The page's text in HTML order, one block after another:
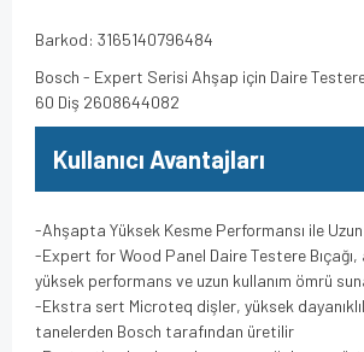
Barkod: 3165140796484
Bosch - Expert Serisi Ahşap için Daire Testere
60 Diş 2608644082
Kullanıcı Avantajları
-Ahşapta Yüksek Kesme Performansı ile Uzun
-Expert for Wood Panel Daire Testere
yüksek performans ve uzun kullanım ömrü
-Ekstra sert Microteq dişler, yüksek
tanelerden Bosch tarafından üretilir